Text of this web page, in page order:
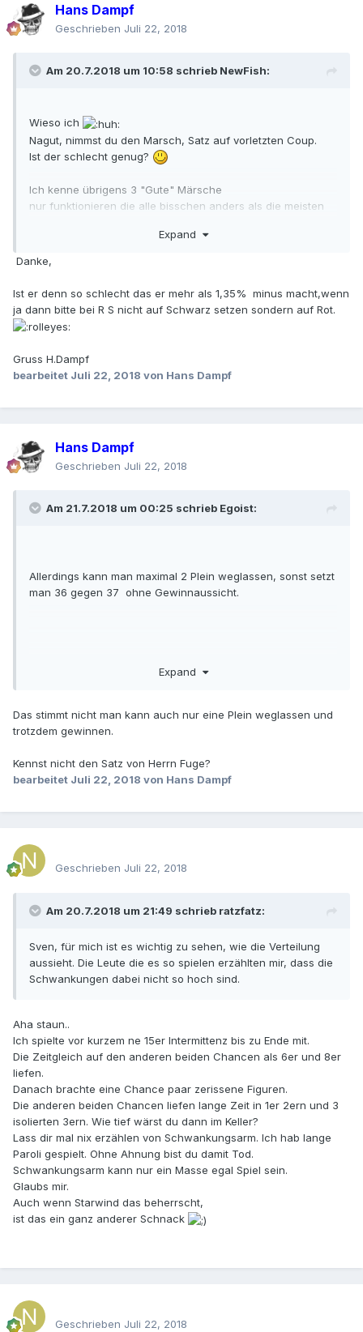
Hans Dampf
Geschrieben Juli 22, 2018
Am 20.7.2018 um 10:58 schrieb NewFish:
Wieso ich
Nagut, nimmst du den Marsch, Satz auf vorletzten Coup.
Ist der schlecht genug?
Ich kenne übrigens 3 "Gute" Märsche
nur funktionieren die alle bisschen anders als die meisten
Expand
Danke,
Ist er denn so schlecht das er mehr als 1,35% minus macht,wenn
ja dann bitte bei R S nicht auf Schwarz setzen sondern auf Rot.
Gruss H.Dampf
bearbeitet Juli 22, 2018 von Hans Dampf
Hans Dampf
Geschrieben Juli 22, 2018
Am 21.7.2018 um 00:25 schrieb Egoist:
Allerdings kann man maximal 2 Plein weglassen, sonst setzt
man 36 gegen 37 ohne Gewinnaussicht.
Expand
Das stimmt nicht man kann auch nur eine Plein weglassen und
trotzdem gewinnen.
Kennst nicht den Satz von Herrn Fuge?
bearbeitet Juli 22, 2018 von Hans Dampf
Geschrieben Juli 22, 2018
Am 20.7.2018 um 21:49 schrieb ratzfatz:
Sven, für mich ist es wichtig zu sehen, wie die Verteilung
aussieht. Die Leute die es so spielen erzählten mir, dass die
Schwankungen dabei nicht so hoch sind.
Aha staun..
Ich spielte vor kurzem ne 15er Intermittenz bis zu Ende mit.
Die Zeitgleich auf den anderen beiden Chancen als 6er und 8er
liefen.
Danach brachte eine Chance paar zerissene Figuren.
Die anderen beiden Chancen liefen lange Zeit in 1er 2ern und 3
isolierten 3ern. Wie tief wärst du dann im Keller?
Lass dir mal nix erzählen von Schwankungsarm. Ich hab lange
Paroli gespielt. Ohne Ahnung bist du damit Tod.
Schwankungsarm kann nur ein Masse egal Spiel sein.
Glaubs mir.
Auch wenn Starwind das beherrscht,
ist das ein ganz anderer Schnack
Geschrieben Juli 22, 2018